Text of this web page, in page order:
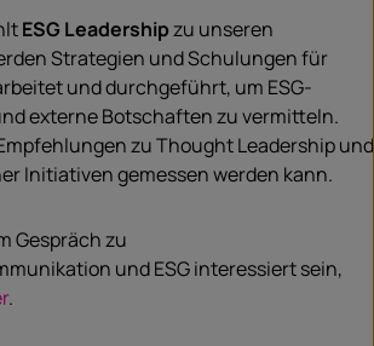
ESG Leadershipzu unseren
Strategien und Schulungen für
und durchgeführt, um ESG-
externe Botschaften zu vermitteln.
zu Thought Leadership und
Initiativen gemessen werden kann.
Gespräch zu
und ESG interessiert sein,
.